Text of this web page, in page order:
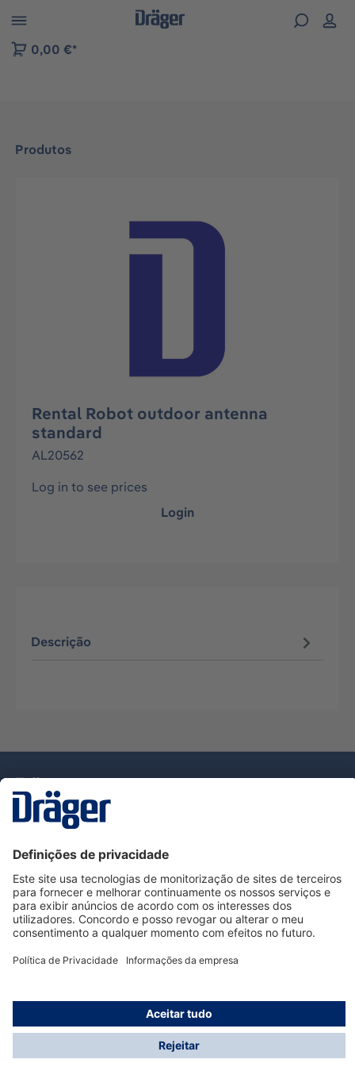
to B2B platform navigation
0,00 €*
Produtos
Ignorar galeria de imagens
Rental Robot outdoor antenna
standard
AL20562
Log in to see prices
Login
Descrição
Serviço de Apoio ao Cliente Dräger
Utilização da loja
Informações
© Dräger Portugal, Lda, 2024
* Todos os preços excl. IVA mais
possíveis taxas de entrega, se não for indicado o